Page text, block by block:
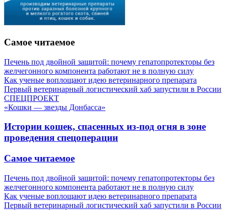
Самое читаемое
Печень под двойной защитой: почему гепатопротекторы без
желчегонного компонента работают не в полную силу
Как ученые воплощают идею ветеринарного препарата
Первый ветеринарный логистический хаб запустили в России
СПЕЦПРОЕКТ
«Кошки — звезды Донбасса»
Истории кошек, спасенных из-под огня в зоне
проведения спецоперации
Самое читаемое
Печень под двойной защитой: почему гепатопротекторы без
желчегонного компонента работают не в полную силу
Как ученые воплощают идею ветеринарного препарата
Первый ветеринарный логистический хаб запустили в России